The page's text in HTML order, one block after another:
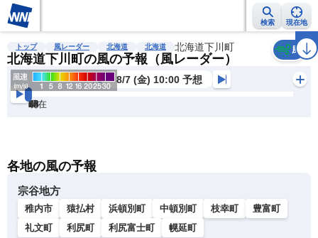
検索 現在地
雨雲レーダー 台風情報 地震情報 警報・注意報 2週間天気 ラ
トップ 風レーダー 北海道 北海道 北海道下川町
北海道下川町の風の予報（風レーダー）
風
8/7 (金) 10:00 予想
現在
6h
12
24
36
48
60
72
各地の風の予報
宗谷地方
稚内市 猿払村 浜頓別町 中頓別町 枝幸町
豊富町
礼文町
利尻町 利尻富士町 幌延町